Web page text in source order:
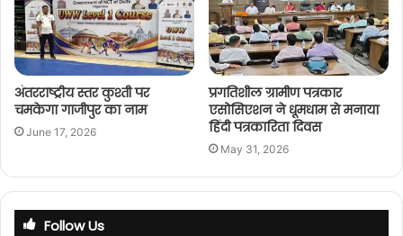
अंतरराष्ट्रीय स्तर कुश्ती पर
चमकेगा गाजीपुर का नाम
June 17, 2026
प्रगतिशील ग्रामीण पत्रकार
एसोसिएशन ने धूमधाम से मनाया
हिंदी पत्रकारिता दिवस
May 31, 2026
Follow Us